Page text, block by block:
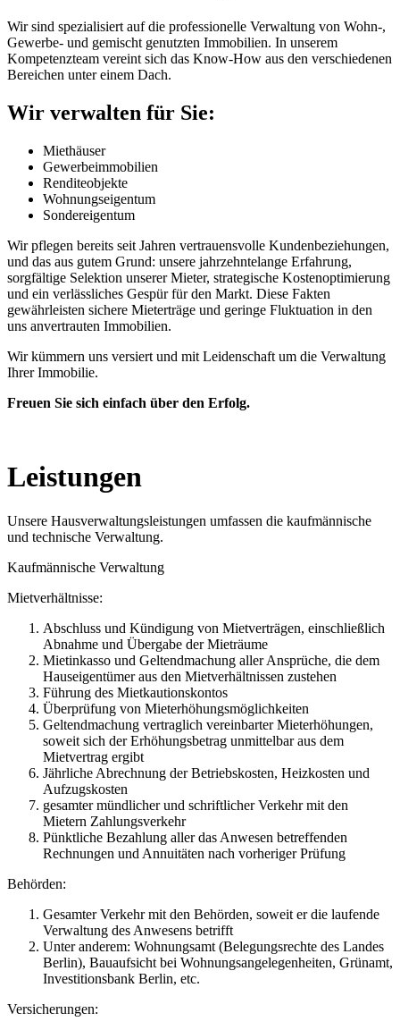
Wir sind spezialisiert auf die professionelle Verwaltung von Wohn-,
Gewerbe- und gemischt genutzten Immobilien. In unserem
Kompetenzteam vereint sich das Know-How aus den verschiedenen
Bereichen unter einem Dach.
Wir verwalten für Sie:
Miethäuser
Gewerbeimmobilien
Renditeobjekte
Wohnungseigentum
Sondereigentum
Wir pflegen bereits seit Jahren vertrauensvolle Kundenbeziehungen,
und das aus gutem Grund: unsere jahrzehntelange Erfahrung,
sorgfältige Selektion unserer Mieter, strategische Kostenoptimierung
und ein verlässliches Gespür für den Markt. Diese Fakten
gewährleisten sichere Mieterträge und geringe Fluktuation in den
uns anvertrauten Immobilien.
Wir kümmern uns versiert und mit Leidenschaft um die Verwaltung
Ihrer Immobilie.
Freuen Sie sich einfach über den Erfolg.
Leistungen
Unsere Hausverwaltungsleistungen umfassen die kaufmännische
und technische Verwaltung.
Kaufmännische Verwaltung
Mietverhältnisse:
Abschluss und Kündigung von Mietverträgen, einschließlich
Abnahme und Übergabe der Mieträume
Mietinkasso und Geltendmachung aller Ansprüche, die dem
Hauseigentümer aus den Mietverhältnissen zustehen
Führung des Mietkautionskontos
Überprüfung von Mieterhöhungsmöglichkeiten
Geltendmachung vertraglich vereinbarter Mieterhöhungen,
soweit sich der Erhöhungsbetrag unmittelbar aus dem
Mietvertrag ergibt
Jährliche Abrechnung der Betriebskosten, Heizkosten und
Aufzugskosten
gesamter mündlicher und schriftlicher Verkehr mit den
Mietern Zahlungsverkehr
Pünktliche Bezahlung aller das Anwesen betreffenden
Rechnungen und Annuitäten nach vorheriger Prüfung
Behörden:
Gesamter Verkehr mit den Behörden, soweit er die laufende
Verwaltung des Anwesens betrifft
Unter anderem: Wohnungsamt (Belegungsrechte des Landes
Berlin), Bauaufsicht bei Wohnungsangelegenheiten, Grünamt,
Investitionsbank Berlin, etc.
Versicherungen: